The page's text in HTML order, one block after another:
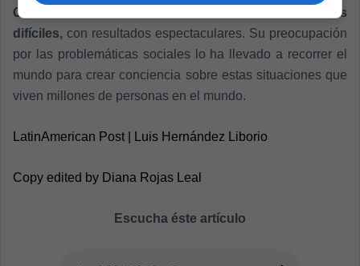
ONU en diversas zonas en conflicto o en condiciones
difíciles, con resultados espectaculares. Su preocupación
por las problemáticas sociales lo ha llevado a recorrer el
mundo para crear conciencia sobre estas situaciones que
viven millones de personas en el mundo.
LatinAmerican Post | Luis Hernández Liborio
Copy edited by Diana Rojas Leal
Escucha éste artículo